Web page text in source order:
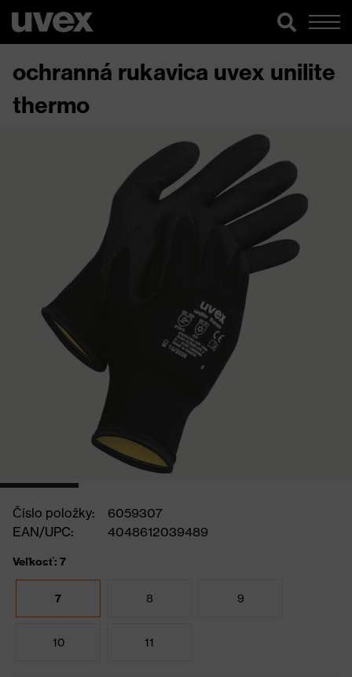
ochranná rukavica uvex unilite
thermo
Číslo položky:
6059307
EAN/UPC:
4048612039489
Veľkosť: 7
7 8 9
10 11